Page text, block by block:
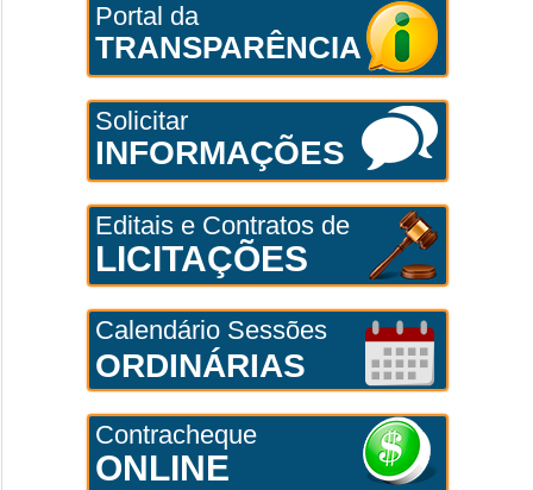
Portal da
TRANSPARÊNCIA
Solicitar
INFORMAÇÕES
Editais e Contratos de
LICITAÇÕES
Calendário Sessões
ORDINÁRIAS
Contracheque
ONLINE